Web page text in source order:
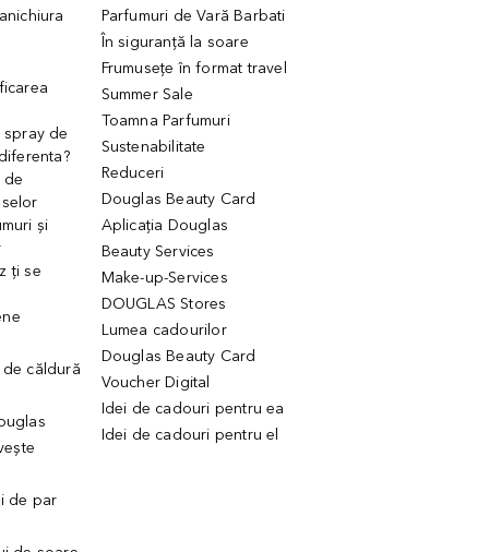
spray de
de
și
ți se
căldură
de par
Parfumuri de Vară Barbati
În siguranță la soare
Frumusețe în format travel
Summer Sale
Toamna Parfumuri
Sustenabilitate
Reduceri
Douglas Beauty Card
Aplicația Douglas
Beauty Services
Make-up-Services
DOUGLAS Stores
Lumea cadourilor
Douglas Beauty Card
Voucher Digital
Idei de cadouri pentru ea
Idei de cadouri pentru el